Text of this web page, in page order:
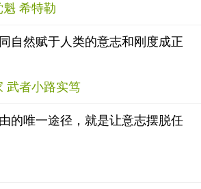
希特勒
自然赋于人类的意志和刚度成正
武者小路实笃
的唯一途径，就是让意志摆脱任